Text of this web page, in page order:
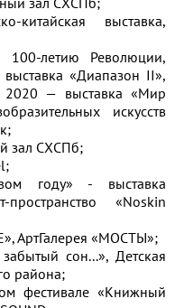
китайская выставка,
летию Революции,
«Диапазон II»,
2020 — выставка «Мир
искусств
зал СХСПб;
году» - выставка
пространство «Noskin
АртГалерея «МОСТЫ»;
сон...», Детская
района;
фестивале «Книжный